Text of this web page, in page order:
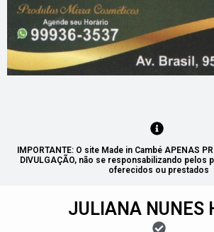
IMPORTANTE: O site Made in Cambé APENAS
DIVULGAÇÃO, não se responsabilizando
oferecidos ou prestados
JULIANA NUNES